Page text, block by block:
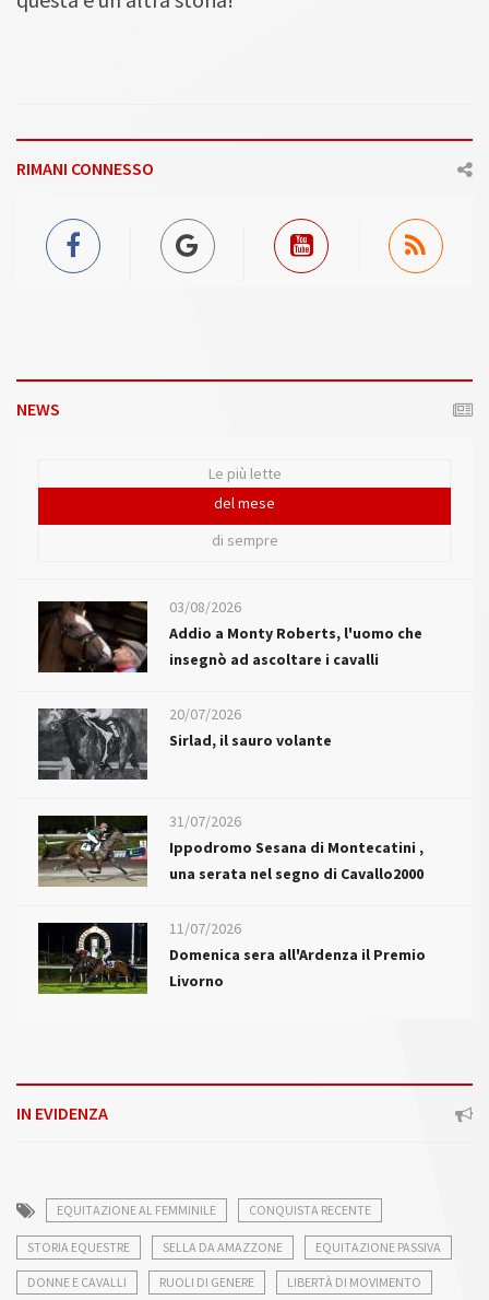
RIMANI CONNESSO
NEWS
Le più lette
del mese
di sempre
03/08/2026
Addio a Monty Roberts, l'uomo che
insegnò ad ascoltare i cavalli
20/07/2026
Sirlad, il sauro volante
31/07/2026
Ippodromo Sesana di Montecatini ,
una serata nel segno di Cavallo2000
11/07/2026
Domenica sera all'Ardenza il Premio
Livorno
IN EVIDENZA
EQUITAZIONE AL FEMMINILE CONQUISTA RECENTE
STORIA EQUESTRE SELLA DA AMAZZONE EQUITAZIONE PASSIVA
DONNE E CAVALLI RUOLI DI GENERE LIBERTÀ DI MOVIMENTO